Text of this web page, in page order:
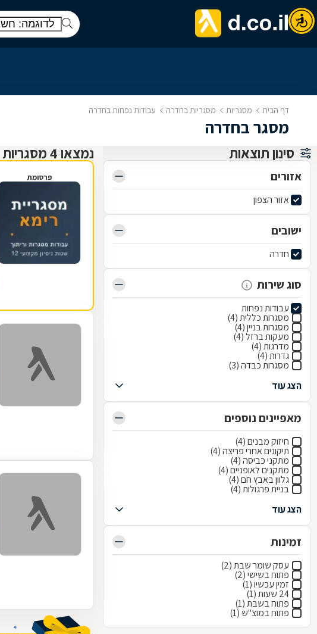
דף הבית מסגריות מסגריות בחדרה עבודות נפחות בחדרה
מסגר בחדרה
סינון תוצאות
אזורים
אזור הצפון
ישובים
חדרה
סוג שירות
עבודות נפחות
מסגרות כללית (4)
מסגרות בניין (4)
מעקות ברזל (4)
מדרגות (4)
גדרות (4)
מסגרות כבדה (3)
הצג עוד
מאפיינים נוספים
חיזוק מבנים (4)
תיקונים אחרי פריצה (4)
מתקני כביסה (4)
מתקנים לאופניים (4)
גלוון באבץ חם (4)
בניית פרגולות (4)
הצג עוד
זמינות
עסק שומר שבת (2)
פתוח בשישי (2)
זמין עכשיו (1)
24 שעות (1)
פתוח בשבת (1)
פתוח במוצ"ש (1)
נמצאו 4 מסגריות
פרסומת